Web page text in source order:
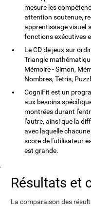
mesure les
attention soutenue,
apprentissage visuel-
fonctions exécutives
Le CD de jeux sur
Triangle
Mémoire - Simon,
Nombres, Tetris,
CogniFit est un
aux besoins
montrées durant
l'autre, ainsi que la
avec laquelle
score de l'utilisateur
est grande.
.
Résultats et
La comparaison des